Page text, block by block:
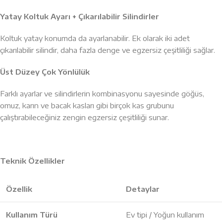
Yatay Koltuk Ayarı + Çıkarılabilir Silindirler
Koltuk yatay konumda da ayarlanabilir. Ek olarak iki adet
çıkarılabilir silindir, daha fazla denge ve egzersiz çeşitliliği sağlar.
Üst Düzey Çok Yönlülük
Farklı ayarlar ve silindirlerin kombinasyonu sayesinde göğüs,
omuz, karın ve bacak kasları gibi birçok kas grubunu
çalıştırabileceğiniz zengin egzersiz çeşitliliği sunar.
Teknik Özellikler
Özellik Detaylar
Kullanım Türü Ev tipi / Yoğun kullanım